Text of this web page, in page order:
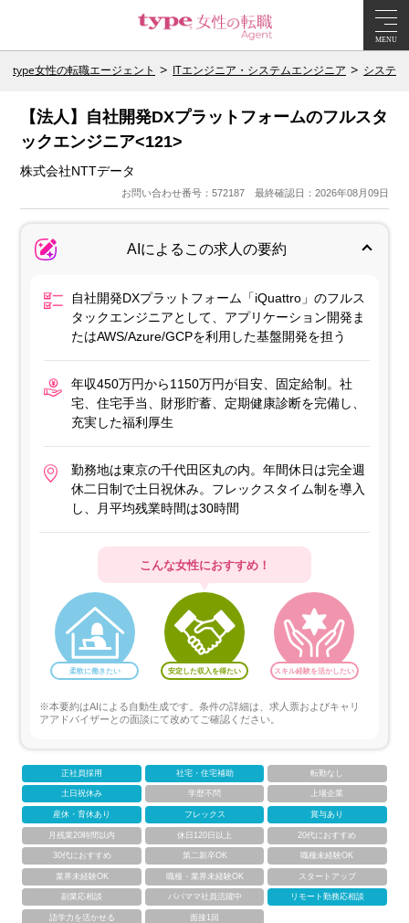
MENU
type女性の転職エージェント ITエンジニア・システムエンジニア システ
【法人】自社開発DXプラットフォームのフルスタ
ックエンジニア<121>
株式会社NTTデータ
お問い合わせ番号：572187 最終確認日：2026年08月09日
AIによるこの求人の要約
自社開発DXプラットフォーム「iQuattro」のフルス
タックエンジニアとして、アプリケーション開発ま
たはAWS/Azure/GCPを利用した基盤開発を担う
年収450万円から1150万円が目安、固定給制。社
宅、住宅手当、財形貯蓄、定期健康診断を完備し、
充実した福利厚生
勤務地は東京の千代田区丸の内。年間休日は完全週
休二日制で土日祝休み。フレックスタイム制を導入
し、月平均残業時間は30時間
こんな女性におすすめ！
柔軟に働きたい 安定した収入を得たい スキル経験を活かしたい
※本要約はAIによる自動生成です。条件の詳細は、求人票およびキャリ
アアドバイザーとの面談にて改めてご確認ください。
正社員採用 社宅・住宅補助 転勤なし
土日祝休み 学歴不問 上場企業
産休・育休あり フレックス 賞与あり
月残業20時間以内 休日120日以上 20代におすすめ
30代におすすめ 第二新卒OK 職種未経験OK
業界未経験OK 職種・業界未経験OK スタートアップ
副業応相談 パパママ社員活躍中 リモート勤務応相談
語学力を活かせる 面接1回